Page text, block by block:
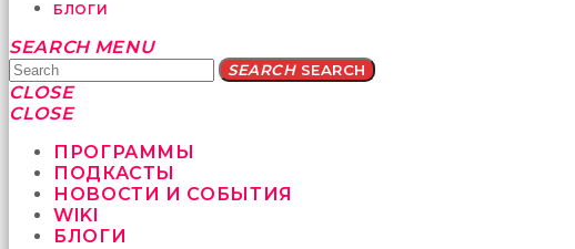
БЛОГИ
Yatağa
bile
geçmeye
fırsat
sikici
kocalar
güzel
karıları
SEARCH MENU
SEARCHSEARCH
CLOSE
CLOSE
ПРОГРАММЫ
ПОДКАСТЫ
НОВОСТИ И СОБЫТИЯ
WIKI
БЛОГИ